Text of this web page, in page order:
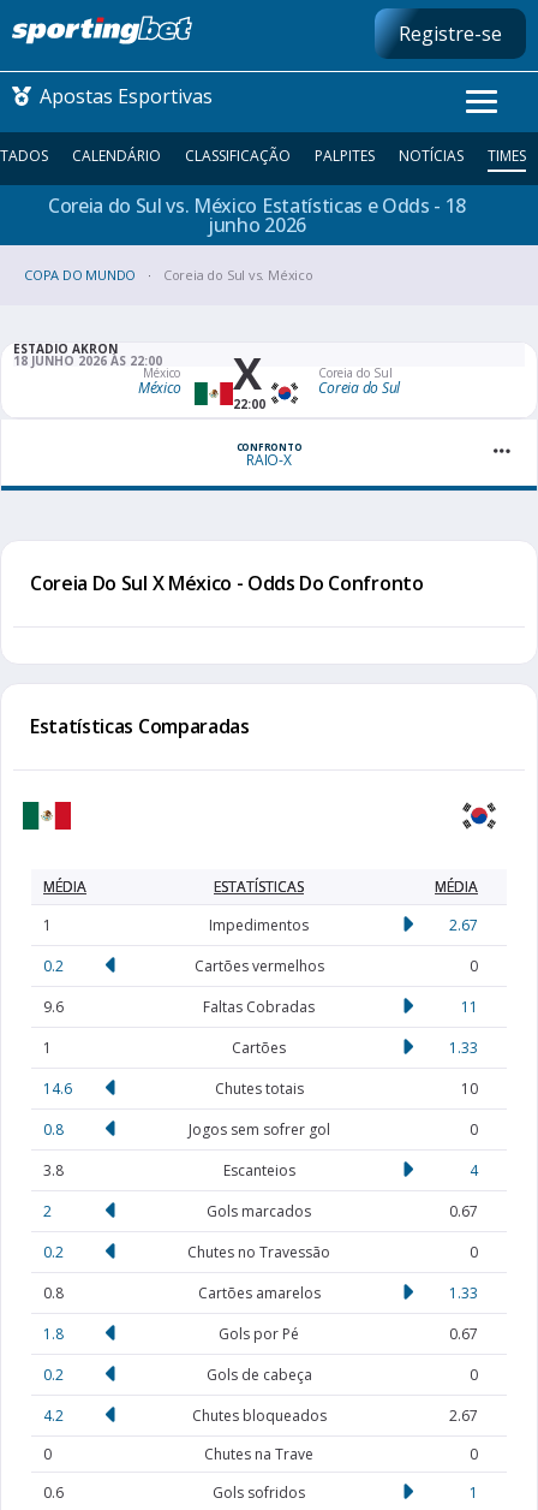
Registre-se
Apostas Esportivas
CONMEBOL LIBERTADORES
FUTEBOL NACIONAL
COMO APOSTAR
MAIS ESPORTES
CALENDÁRIO CLASSIFICAÇÃO PALPITES NOTÍCIAS TIMES
Coreia do Sul vs. México Estatísticas e Odds - 18
junho 2026
COPA DO MUNDO Coreia do Sul vs. México
ESTADIO AKRON
18 JUNHO 2026 ÀS 22:00
México
México
Coreia do Sul
Coreia do Sul
X
22:00
CONFRONTO
RAIO-X
Coreia Do Sul X México - Odds Do Confronto
Estatísticas Comparadas
MÉDIA ESTATÍSTICAS
MÉDIA
1
Impedimentos
2.67
0.2
Cartões vermelhos
0
9.6
Faltas Cobradas
11
1
Cartões
1.33
14.6
Chutes totais
10
0.8
Jogos sem sofrer gol
0
3.8
Escanteios
4
2
Gols marcados
0.67
0.2
Chutes no Travessão
0
0.8
Cartões amarelos
1.33
1.8
Gols por Pé
0.67
0.2
Gols de cabeça
0
4.2
Chutes bloqueados
2.67
0
Chutes na Trave
0
0.6
Gols sofridos
1